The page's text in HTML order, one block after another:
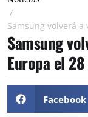
/
Samsung volverá
Samsung
Europa el
Facebook